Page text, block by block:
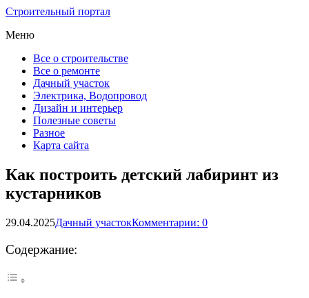
Строительный портал
Меню
Все о строительстве
Все о ремонте
Дачный участок
Электрика, Водопровод
Дизайн и интерьер
Полезные советы
Разное
Карта сайта
Как построить детский лабиринт из
кустарников
29.04.2025Дачный участокКомментарии: 0
Содержание: